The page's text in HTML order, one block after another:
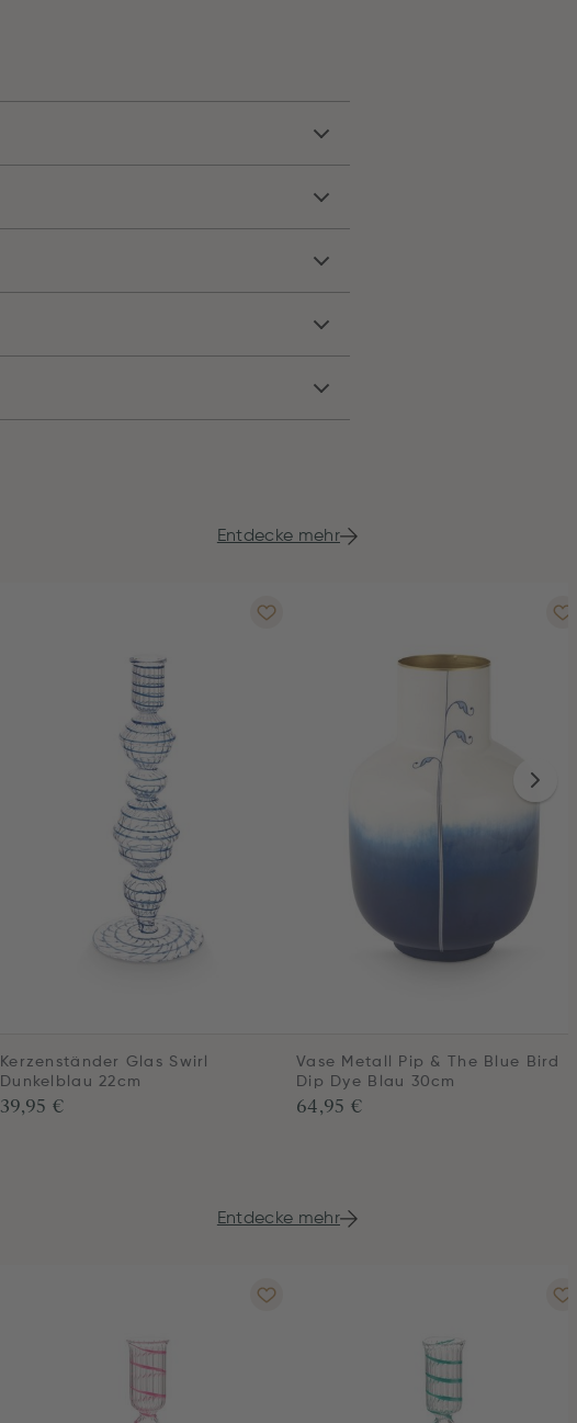
Entdecke mehr
Kerzenständer Glas Swirl
Dunkelblau 22cm
39,95 €
Vase Metall Pip & The Blue Bird
Dip Dye Blau 30cm
64,95 €
Entdecke mehr